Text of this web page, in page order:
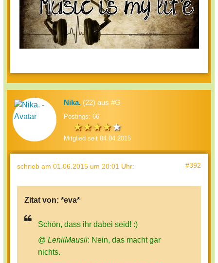
Nika. (22) aus #G
Postings: 66
Mitglied seit 04.04.2015
schrieb am 01.06.2015 um 20:01 Uhr: #392
Zitat von: *eva*
Schön, dass ihr dabei seid! :)
@ LeniiMausii: Nein, das macht gar
nichts.